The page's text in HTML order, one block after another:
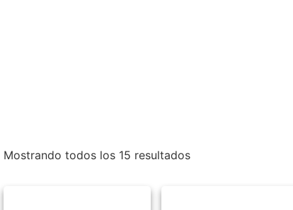
Mostrando todos los 15 resultados